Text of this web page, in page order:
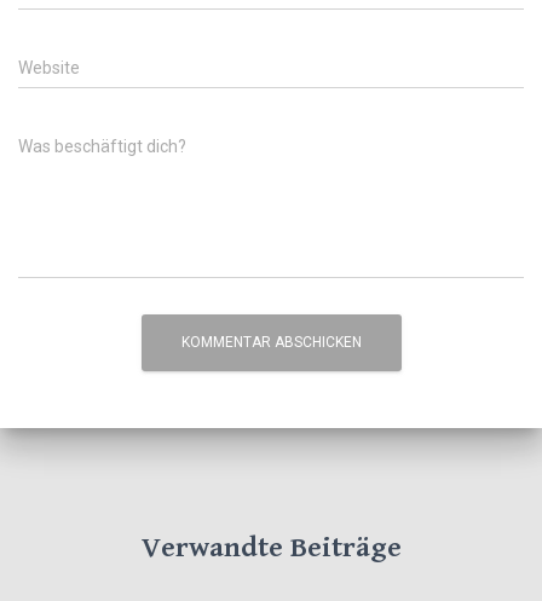
Website
Was beschäftigt dich?
Verwandte Beiträge